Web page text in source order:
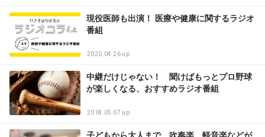
現役医師も出演！ 医療や健康に関するラジオ
番組
2020.04.26 up
中継だけじゃない！ 聞けばもっとプロ野球
が楽しくなる、おすすめラジオ番組
2018.05.07 up